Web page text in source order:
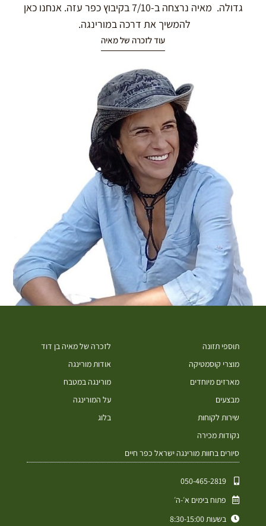
גדולה. מאיה נרצחה ב-7/10 בקיבוץ כפר עזה. אנחנו כאן
להמשיך את דרכה במורינגה.
עוד לזכרה של מאיה
תוספי תזונה
מוצרי קוסמטיקה
מארזים מיוחדים
מבצעים
שירות לקוחות
נקודות מכירה
סיורים בחוות מורינגה ישראל כפר חיים
לזכרה של מאיה בן דוד
אודות מורינגה
מורינגה במטבח
על המורינגה
בלוג
050-465-2819⁩
פתוח בימים א׳-ה׳
בשעות 8:30-15:00